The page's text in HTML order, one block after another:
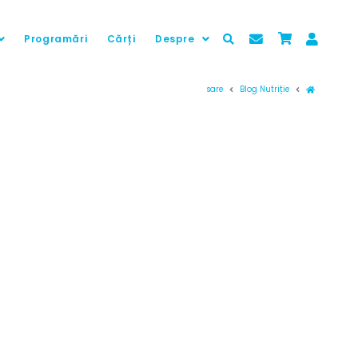
Programări Cărți Despre
Prima
Blog Nutriție
sare